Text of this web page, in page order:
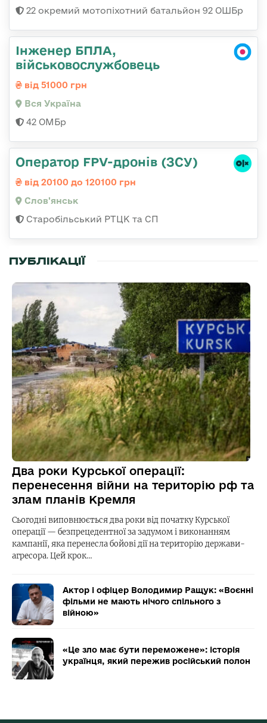
22 окремий мотопіхотний батальйон 92 ОШБр
Інженер БПЛА,
військовослужбовець
від 51000 грн
Вся Україна
42 ОМБр
Оператор FPV-дронів (ЗСУ)
від 20100 до 120100 грн
Слов'янськ
Старобільський РТЦК та СП
ПУБЛІКАЦІЇ
Два роки Курської операції:
перенесення війни на територію рф та
злам планів Кремля
Сьогодні виповнюється два роки від початку Курської
операції — безпрецедентної за задумом і виконанням
кампанії, яка перенесла бойові дії на територію держави-
агресора. Цей крок…
Актор і офіцер Володимир Ращук: «Воєнні
фільми не мають нічого спільного з
війною»
«Це зло має бути переможене»: історія
українця, який пережив російський полон